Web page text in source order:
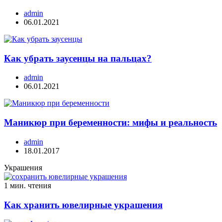
admin
06.01.2021
Как убрать заусенцы на пальцах?
admin
06.01.2021
Маникюр при беременности: мифы и реальность
admin
18.01.2017
Украшения
1 мин. чтения
Как хранить ювелирные украшения